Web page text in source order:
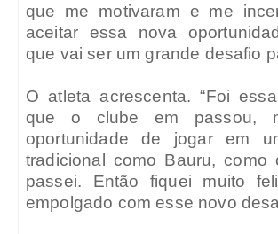
que me motivaram e me
aceitar essa nova
que vai ser um grande desafio
O atleta acrescenta. “Foi
que o clube em passou,
oportunidade de jogar em
tradicional como Bauru, como
passei. Então fiquei muito
empolgado com esse novo